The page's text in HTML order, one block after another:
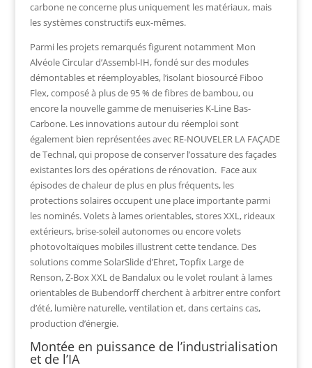
carbone ne concerne plus uniquement les matériaux, mais
les systèmes constructifs eux-mêmes.
Parmi les projets remarqués figurent notamment Mon
Alvéole Circulard’Assembl-IH, fondé sur des modules
démontables et réemployables, l’isolant biosourcé Fiboo
Flex, composé à plus de 95 % de fibres de bambou, ou
encore la nouvelle gamme de menuiseries K-Line Bas-
Carbone. Les innovations autour du réemploi sont
également bien représentées avec RE-NOUVELER LA FAÇADE
de Technal, qui propose de conserver l’ossature des façades
existantes lors des opérations de rénovation. Face aux
épisodes de chaleur de plus en plus fréquents, les
protections solaires occupent une place importante parmi
les nominés. Volets à lames orientables, stores XXL, rideaux
extérieurs, brise-soleil autonomes ou encore volets
photovoltaïques mobiles illustrent cette tendance. Des
solutions commeSolarSlided’Ehret,Topfix Largede
Renson,Z-Box XXLde Bandalux ou le volet roulant à lames
orientables de Bubendorff cherchent à arbitrer entre confort
d’été, lumière naturelle, ventilation et, dans certains cas,
production d’énergie.
Montée en puissance de l’industrialisation
et de l’IA